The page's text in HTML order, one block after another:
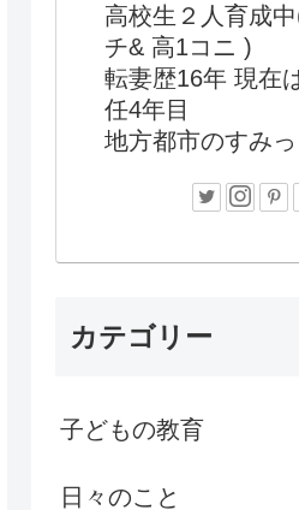
高校生２人育成
チ& 高1コニ )
転妻歴16年 現在
任4年目
地方都市のすみ
カテゴリー
子どもの教育
日々のこと